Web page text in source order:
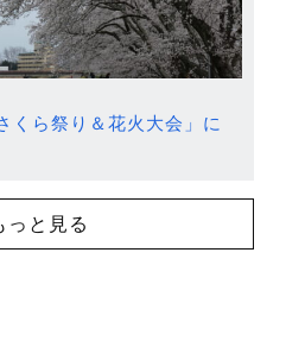
くら祭り＆花火大会」に
っと見る